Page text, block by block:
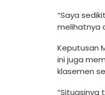
“Saya
melihatnya
Keputusan
ini juga
klasemen
“Situasinya